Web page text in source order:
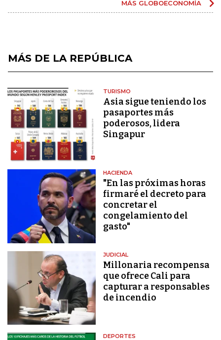
MÁS GLOBOECONOMÍA
MÁS DE LA REPÚBLICA
TURISMO
Asia sigue teniendo los
pasaportes más
poderosos, lidera
Singapur
HACIENDA
"En las próximas horas
firmaré el decreto para
concretar el
congelamiento del
gasto"
JUDICIAL
Millonaria recompensa
que ofrece Cali para
capturar a responsables
de incendio
DEPORTES